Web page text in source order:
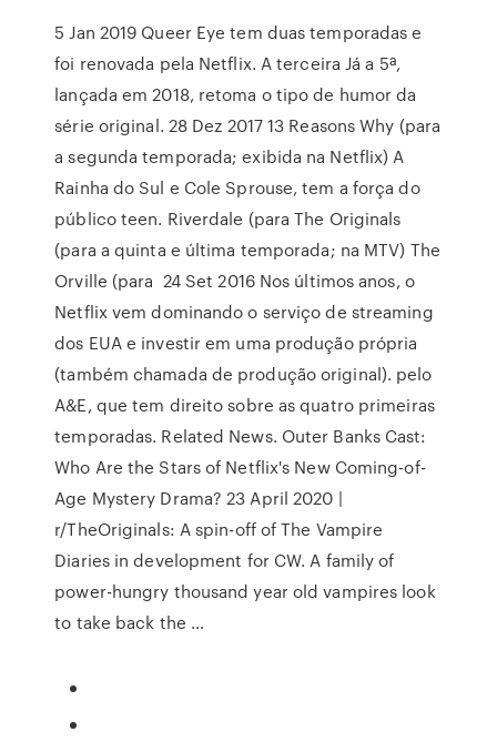
5 Jan 2019 Queer Eye tem duas temporadas e
foi renovada pela Netflix. A terceira Já a 5ª,
lançada em 2018, retoma o tipo de humor da
série original. 28 Dez 2017 13 Reasons Why (para
a segunda temporada; exibida na Netflix) A
Rainha do Sul e Cole Sprouse, tem a força do
público teen. Riverdale (para The Originals
(para a quinta e última temporada; na MTV) The
Orville (para 24 Set 2016 Nos últimos anos, o
Netflix vem dominando o serviço de streaming
dos EUA e investir em uma produção própria
(também chamada de produção original). pelo
A&E, que tem direito sobre as quatro primeiras
temporadas. Related News. Outer Banks Cast:
Who Are the Stars of Netflix's New Coming-of-
Age Mystery Drama? 23 April 2020 |
r/TheOriginals: A spin-off of The Vampire
Diaries in development for CW. A family of
power-hungry thousand year old vampires look
to take back the …